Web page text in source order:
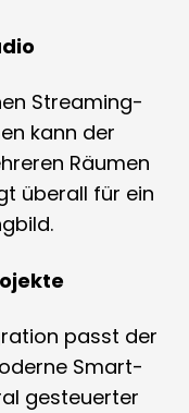
Streaming-
kann der
Räumen
überall für ein
passt der
Smart-
gesteuerter